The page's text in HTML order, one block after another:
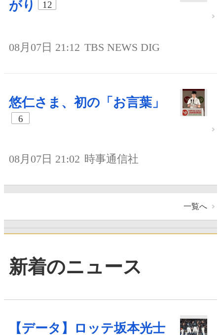
がり 12
08月07日 21:12 TBS NEWS DIG
悠仁さま、初の「お言葉」
6
08月07日 21:02 時事通信社
一覧へ
新着のニュース
【データ】ロッテ坂本光士